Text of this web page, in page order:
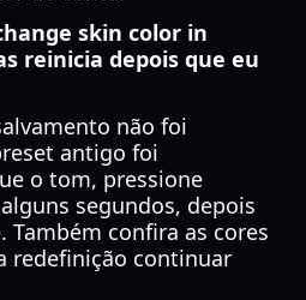
skin color in
reinicia depois que eu
não foi
antigo foi
o tom, pressione
segundos, depois
Também confira as cores
redefinição continuar